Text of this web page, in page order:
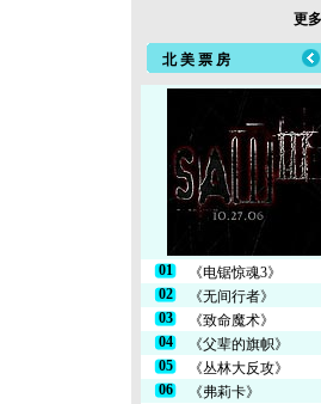
更
北 美 票 房
01
《电锯惊魂3》
02
《无间行者》
03
《致命魔术》
04
《父辈的旗帜》
05
《丛林大反攻》
06
《弗莉卡》